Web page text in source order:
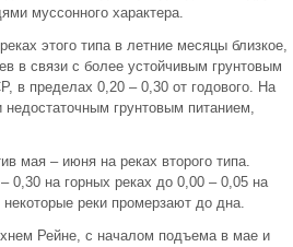
муссонного характера.
этого типа в летние месяцы близкое,
в связи с более устойчивым грунтовым
в пределах 0,20 – 0,30 от годового. На
грунтовым питанием,
мая – июня на реках второго типа.
0,30 на горных реках до 0,00 – 0,05 на
реки промерзают до дна.
Рейне, с началом подъема в мае и